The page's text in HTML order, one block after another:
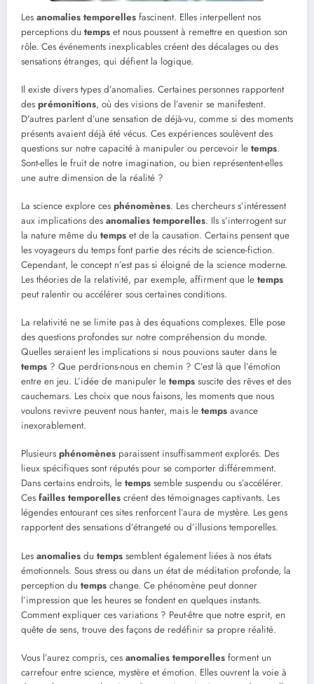
Les anomalies temporelles fascinent. Elles interpellent nos
perceptions du temps et nous poussent à remettre en question son
rôle. Ces événements inexplicables créent des décalages ou des
sensations étranges, qui défient la logique.
Il existe divers types d’anomalies. Certaines personnes rapportent
des prémonitions, où des visions de l’avenir se manifestent.
D’autres parlent d’une sensation de déjà-vu, comme si des moments
présents avaient déjà été vécus. Ces expériences soulèvent des
questions sur notre capacité à manipuler ou percevoir le temps.
Sont-elles le fruit de notre imagination, ou bien représentent-elles
une autre dimension de la réalité ?
La science explore ces phénomènes. Les chercheurs s’intéressent
aux implications des anomalies temporelles. Ils s’interrogent sur
la nature même du temps et de la causation. Certains pensent que
les voyageurs du temps font partie des récits de science-fiction.
Cependant, le concept n’est pas si éloigné de la science moderne.
Les théories de la relativité, par exemple, affirment que le temps
peut ralentir ou accélérer sous certaines conditions.
La relativité ne se limite pas à des équations complexes. Elle pose
des questions profondes sur notre compréhension du monde.
Quelles seraient les implications si nous pouvions sauter dans le
temps ? Que perdrions-nous en chemin ? C’est là que l’émotion
entre en jeu. L’idée de manipuler le temps suscite des rêves et des
cauchemars. Les choix que nous faisons, les moments que nous
voulons revivre peuvent nous hanter, mais le temps avance
inexorablement.
Plusieurs phénomènes paraissent insuffisamment explorés. Des
lieux spécifiques sont réputés pour se comporter différemment.
Dans certains endroits, le temps semble suspendu ou s’accélérer.
Ces failles temporelles créent des témoignages captivants. Les
légendes entourant ces sites renforcent l’aura de mystère. Les gens
rapportent des sensations d’étrangeté ou d’illusions temporelles.
Les anomalies du temps semblent également liées à nos états
émotionnels. Sous stress ou dans un état de méditation profonde, la
perception du temps change. Ce phénomène peut donner
l’impression que les heures se fondent en quelques instants.
Comment expliquer ces variations ? Peut-être que notre esprit, en
quête de sens, trouve des façons de redéfinir sa propre réalité.
Vous l’aurez compris, ces anomalies temporelles forment un
carrefour entre science, mystère et émotion. Elles ouvrent la voie à